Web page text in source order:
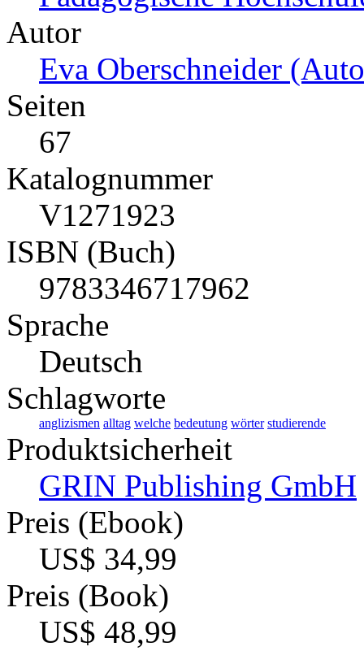
Autor
Eva Oberschneider
Seiten
67
Katalognummer
V1271923
ISBN (Buch)
9783346717962
Sprache
Deutsch
Schlagworte
anglizismen alltag welche bedeutung wörter studierende
Produktsicherheit
GRIN Publishing GmbH
Preis (Ebook)
US$ 34,99
Preis (Book)
US$ 48,99